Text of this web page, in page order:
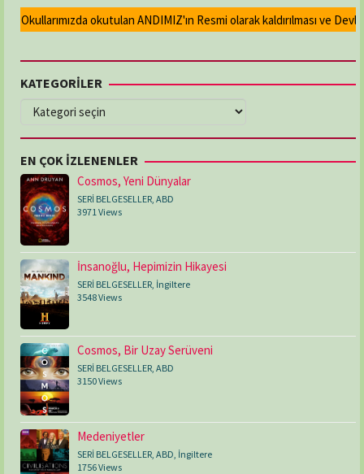
Okullarımızda okutulan ANDIMIZ'ın Resmi olarak kaldırılması ve
KATEGORİLER
KATEGORİLER
EN ÇOK İZLENENLER
Cosmos, Yeni Dünyalar
SERİ BELGESELLER, ABD
3971 Views
İnsanoğlu, Hepimizin Hikayesi
SERİ BELGESELLER, İngiltere
3548 Views
Cosmos, Bir Uzay Serüveni
SERİ BELGESELLER ABD
3150 Views
Medeniyetler
SERİ BELGESELLER ABD İngiltere
1756 Views